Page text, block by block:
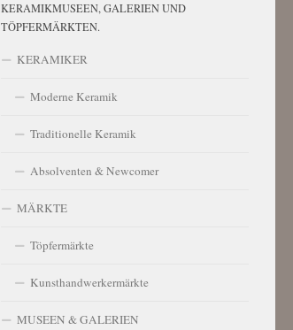
KERAMIKMUSEEN, GALERIEN UND
TÖPFERMÄRKTEN.
KERAMIKER
Moderne Keramik
Traditionelle Keramik
Absolventen & Newcomer
MÄRKTE
Töpfermärkte
Kunsthandwerkermärkte
MUSEEN & GALERIEN